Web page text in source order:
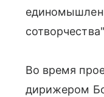
Во время
дирижером